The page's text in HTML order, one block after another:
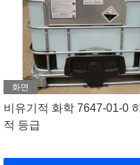
화면
비유기적 화학 7647-01-0
적 등급